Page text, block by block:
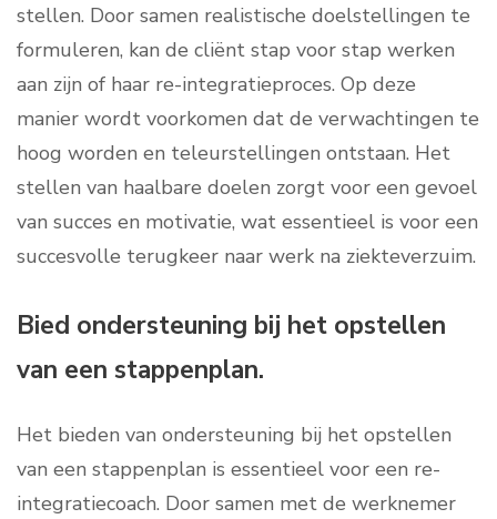
stellen. Door samen realistische doelstellingen te
formuleren, kan de cliënt stap voor stap werken
aan zijn of haar re-integratieproces. Op deze
manier wordt voorkomen dat de verwachtingen te
hoog worden en teleurstellingen ontstaan. Het
stellen van haalbare doelen zorgt voor een gevoel
van succes en motivatie, wat essentieel is voor een
succesvolle terugkeer naar werk na ziekteverzuim.
Bied ondersteuning bij het opstellen
van een stappenplan.
Het bieden van ondersteuning bij het opstellen
van een stappenplan is essentieel voor een re-
integratiecoach. Door samen met de werknemer